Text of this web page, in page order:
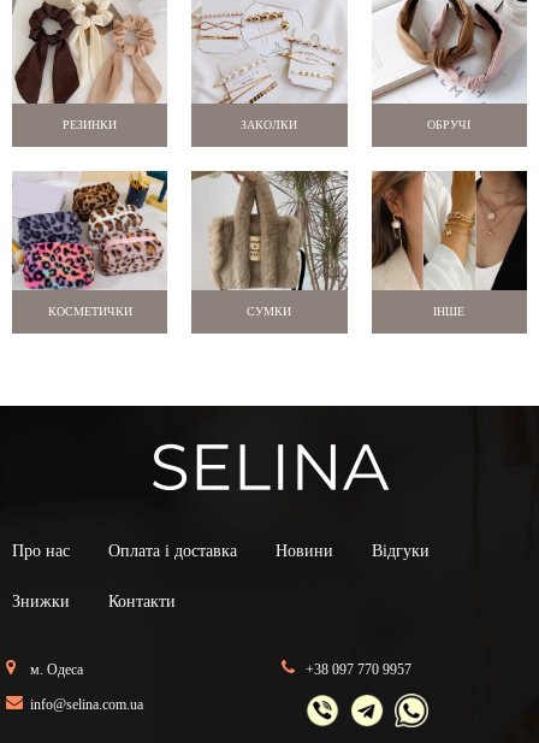
РЕЗИНКИ ЗАКОЛКИ ОБРУЧІ
КОСМЕТИЧКИ СУМКИ ІНШЕ
Про нас Оплата і доставка Новини Відгуки
Знижки Контакти
м. Одеса
info@selina.com.ua
+38 097 770 9957